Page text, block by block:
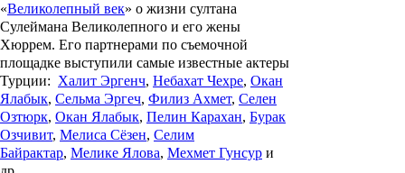
«Великолепный век» о жизни султана
Сулеймана Великолепного и его жены
Хюррем. Его партнерами по съемочной
площадке выступили самые известные актеры
Турции: Халит Эргенч, Небахат Чехре, Окан
Ялабык, Сельма Эргеч, Филиз Ахмет, Селен
Озтюрк, Окан Ялабык, Пелин Карахан, Бурак
Озчивит, Мелиса Сёзен, Селим
Байрактар, Мелике Ялова, Мехмет Гунсур и